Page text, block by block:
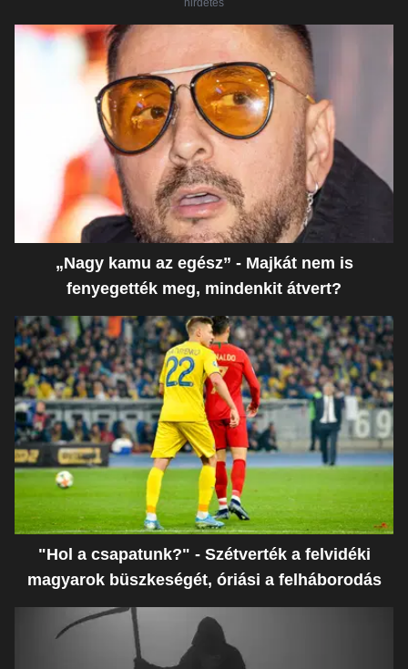
„Nagy kamu az egész” - Majkát nem is
fenyegették meg, mindenkit átvert?
"Hol a csapatunk?" - Szétverték a felvidéki
magyarok büszkeségét, óriási a felháborodás